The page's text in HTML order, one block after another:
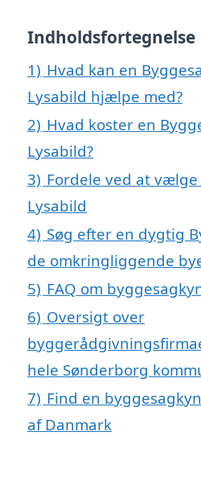
Indholdsfortegnelse
1) Hvad kan en
Lysabild hjælpe med?
2) Hvad koster en
Lysabild?
3) Fordele ved at
Lysabild
4) Søg efter en dygtig
de omkringliggende
5) FAQ om
6) Oversigt over
hele Sønderborg
7) Find en
af Danmark